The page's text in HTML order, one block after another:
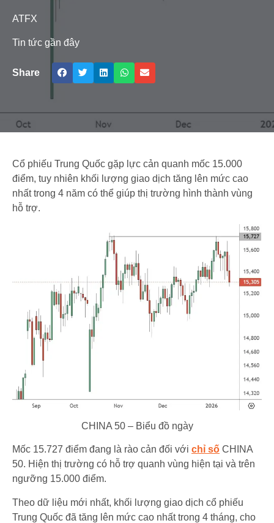
ATFX
Tin tức gần đây
Share
Cổ phiếu Trung Quốc gặp lực cản quanh mốc 15.000
điểm, tuy nhiên khối lượng giao dịch tăng lên mức cao
nhất trong 4 năm có thể giúp thị trường hình thành vùng
hỗ trợ.
CHINA 50 – Biểu đồ ngày
Mốc 15.727 điểm đang là rào cản đối với chỉ số CHINA
50. Hiện thị trường có hỗ trợ quanh vùng hiện tại và trên
ngưỡng 15.000 điểm.
Theo dữ liệu mới nhất, khối lượng giao dịch cổ phiếu
Trung Quốc đã tăng lên mức cao nhất trong 4 tháng, cho